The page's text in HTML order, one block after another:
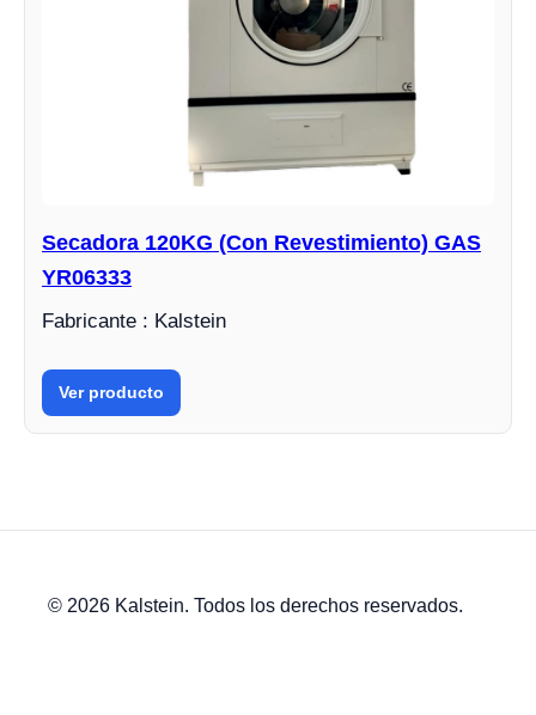
Secadora 120KG (Con Revestimiento) GAS
YR06333
Fabricante : Kalstein
Ver producto
© 2026 Kalstein. Todos los derechos reservados.